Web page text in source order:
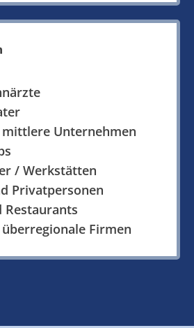
Unternehmen
/ Werkstätten
Privatpersonen
Restaurants
Firmen